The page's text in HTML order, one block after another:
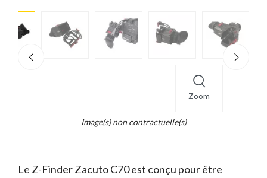
Zoom
Image(s) non contractuelle(s)
Le Z-Finder Zacuto C70 est conçu pour être